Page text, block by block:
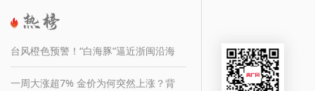
台风橙色预警！“白海豚”逼近浙闽沿海
一周大涨超7% 金价为何突然上涨？背